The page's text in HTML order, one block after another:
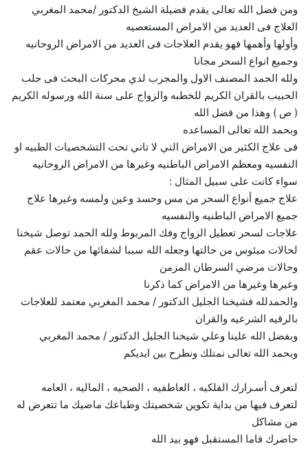
ومن فضل الله تعالى يقدم فضيلة الشيخ الدكتور /محمد المغربي
العلاج فى العديد من الامراض المستعصيه
وأولها وأهمها فهو يقدم العلاجات فى العديد من الامراض الروحانيه
وجميع انواع السحر مجانا
ولله الحمد المصنف الاول والمجرب لدي محركات البحث فى جلب
الحبيب بالقران الكريم للخطبه والزواج على سنة الله ورسوله الكريم
( ص ) وهذا من فضل الله
وبحمد الله تعالى المساعده
فى علاج الكثير من الامراض التي لا تاتي تحت التشخصيات الطبيه او
النفسيه ومعظم الامراض الباطنيه وغيرها من الامراض الروحانيه
سواء كانت على سبيل المثال :
علاج جميع أنواع السحر من مس وحسد وعين ولمسه وغيرها علاج
جميع الامراض الباطنيه والنفسيه
علاجات لسحر تعطيل الزواج وفك المربوط ولله الحمد توصل شيخنا
لحالات ميئوس من حالتها وجعله الله سببا لشفائها من حالات عقم
وحالات مرضي السرطان المزمن
وغيرها وغيرها من الامراض كما ذكرنا
والحمدلله فشيخنا الجليل الدكتور / محمد المغربي معتمد للعلاجات
بالرقيه الشرعيه والقران
وبفضل الله علينا وعلي شيخنا الجليل الدكتور / محمد المغربي
وبحمد الله تعالى نمتلك ونطرح بين ايديكم
لتعرف أسـرارك الفلكيه ، العاطفيه ، الصحيه ، الماليه ، العامه
لتعرف فيها من بداية تكوين شخصيتك وطباعك ماضيك ما تتعرض له
من مشاكل
حاضرك فاما المستقبل فهو بيد الله